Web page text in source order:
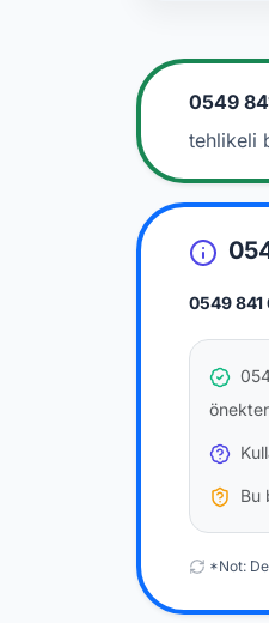
0549
tehlikeli
0549 841
Bu
*Not: